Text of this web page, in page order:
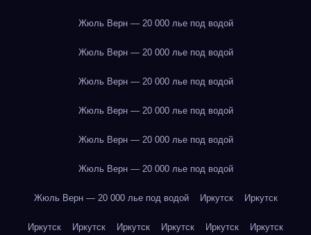
Жюль Верн — 20 000 лье под водой
Жюль Верн — 20 000 лье под водой
Жюль Верн — 20 000 лье под водой
Жюль Верн — 20 000 лье под водой
Жюль Верн — 20 000 лье под водой
Жюль Верн — 20 000 лье под водой
Жюль Верн — 20 000 лье под водой Иркутск Иркутск
Иркутск Иркутск Иркутск Иркутск Иркутск Иркутск